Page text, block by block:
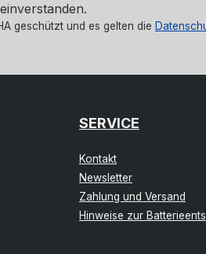
geschützt und es gelten die
SERVICE
Kontakt
Newsletter
Zahlung und Versand
Hinweise zur